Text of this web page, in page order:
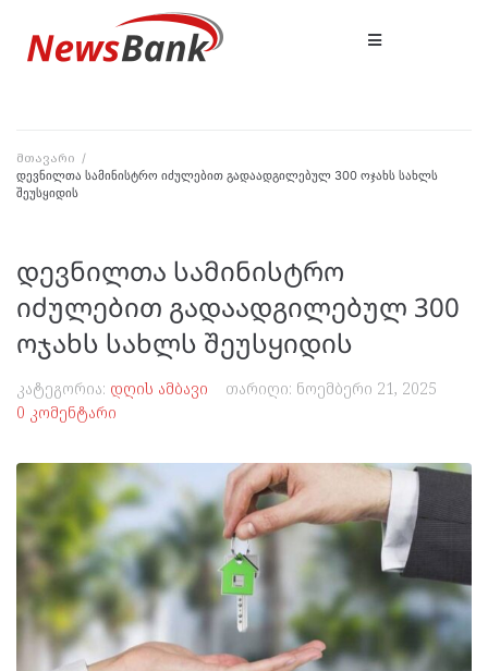
მთავარი /
დევნილთა სამინისტრო იძულებით გადაადგილებულ 300 ოჯახს სახლს
შეუსყიდის
დევნილთა სამინისტრო
იძულებით გადაადგილებულ 300
ოჯახს სახლს შეუსყიდის
კატეგორია: დღის ამბავი თარიღი: ნოემბერი 21, 2025
0 კომენტარი